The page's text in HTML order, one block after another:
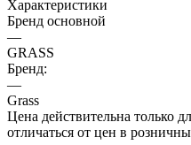
Характеристики
Бренд основной
—
GRASS
Бренд:
—
Grass
Цена действительна только
отличаться от цен в